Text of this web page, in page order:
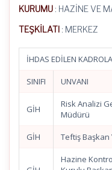
KURUMU : HAZİNE VE
TEŞKİLATI : MERKEZ
İHDAS EDİLEN
SINIFI UNVANI
GİH
Risk Analizi
Müdürü
GİH Teftiş Başkan
Hazine